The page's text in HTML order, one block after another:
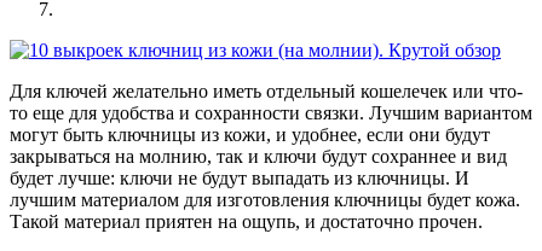
Для ключей желательно иметь отдельный кошелечек или что-
то еще для удобства и сохранности связки. Лучшим вариантом
могут быть ключницы из кожи, и удобнее, если они будут
закрываться на молнию, так и ключи будут сохраннее и вид
будет лучше: ключи не будут выпадать из ключницы. И
лучшим материалом для изготовления ключницы будет кожа.
Такой материал приятен на ощупь, и достаточно прочен.